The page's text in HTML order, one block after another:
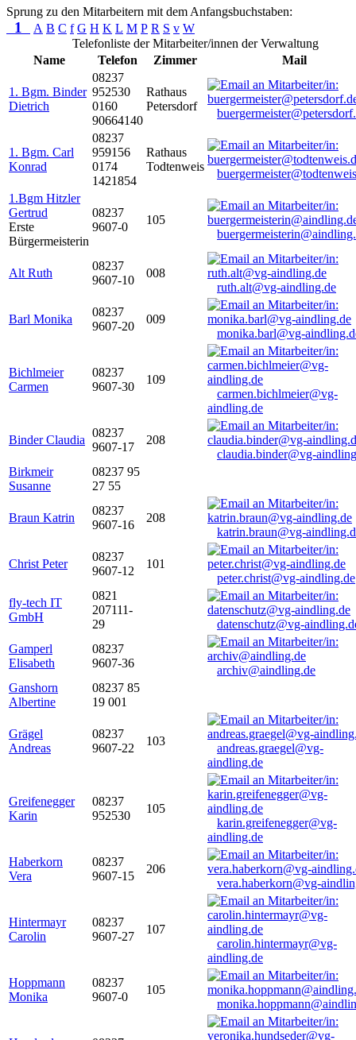
Sprung zu den Mitarbeitern mit dem Anfangsbuchstaben:
1 A B C f G H K L M P R S v W
Telefonliste der Mitarbeiter/innen der Verwaltung
Name
Telefon Zimmer Mail
1. Bgm. Binder
Dietrich
08237
952530
0160
90664140
Rathaus
Petersdorf
1. Bgm. Carl
Konrad
08237
959156
0174
1421854
Rathaus
Todtenweis
1.Bgm Hitzler
Gertrud
Erste
Bürgermeisterin
08237
9607-0
105
Alt Ruth
08237
9607-10
008
ruth.alt@vg-aindling.de
Barl Monika
08237
9607-20
009
monika.barl@vg-
Bichlmeier
Carmen
08237
9607-30
109
carmen.bichlmeier@vg-
aindling.de
Binder Claudia
08237
9607-17
208
claudia.binder@vg-
Birkmeir
Susanne
08237 95
27 55
Braun Katrin
08237
9607-16
208
katrin.braun@vg-
Christ Peter
08237
9607-12
101
peter.christ@vg-aindling.de
fly-tech IT
GmbH
0821
207111-
29
datenschutz@vg-
Gamperl
Elisabeth
08237
9607-36
archiv@aindling.de
Ganshorn
Albertine
08237 85
19 001
Grägel
Andreas
08237
9607-22
103
andreas.graegel@vg-
aindling.de
Greifenegger
Karin
08237
952530
105
karin.greifenegger@vg-
aindling.de
Haberkorn
Vera
08237
9607-15
206
vera.haberkorn@vg-
Hintermayr
Carolin
08237
9607-27
107
carolin.hintermayr@vg-
aindling.de
Hoppmann
Monika
08237
9607-0
105